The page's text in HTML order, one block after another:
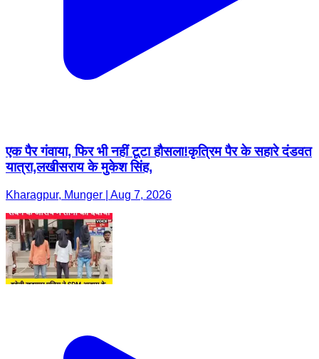
एक पैर गंवाया, फिर भी नहीं टूटा हौसला!कृत्रिम पैर के सहारे दंडवत
यात्रा,लखीसराय के मुकेश सिंह,
Kharagpur, Munger | Aug 7, 2026